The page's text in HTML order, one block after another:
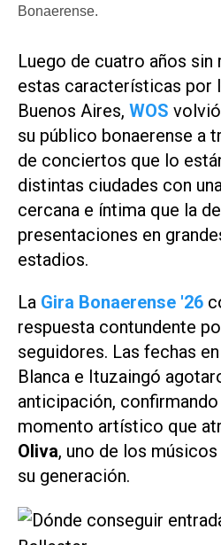
Bonaerense.
Luego de cuatro años sin
estas características por
Buenos Aires, WOS
su público bonaerense a
de conciertos que lo
distintas ciudades con
cercana e íntima que la
presentaciones en
estadios.
La Gira Bonaerense '26
respuesta contundente
seguidores. Las fechas
Blanca e Ituzaingó
anticipación,
momento artístico que
Oliva, uno de los
su generación.